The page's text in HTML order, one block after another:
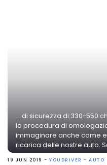
... di sicurezza di 330-550
la procedura di
immaginare anche come
ricarica delle nostre auto.
19 JUN 2019 - YOUDRIVER - AUTO